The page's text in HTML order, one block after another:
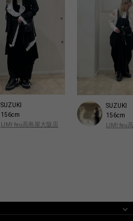
SUZUKI
156cm
LIMI feu高島屋大阪店
SUZUKI
156cm
LIMI feu